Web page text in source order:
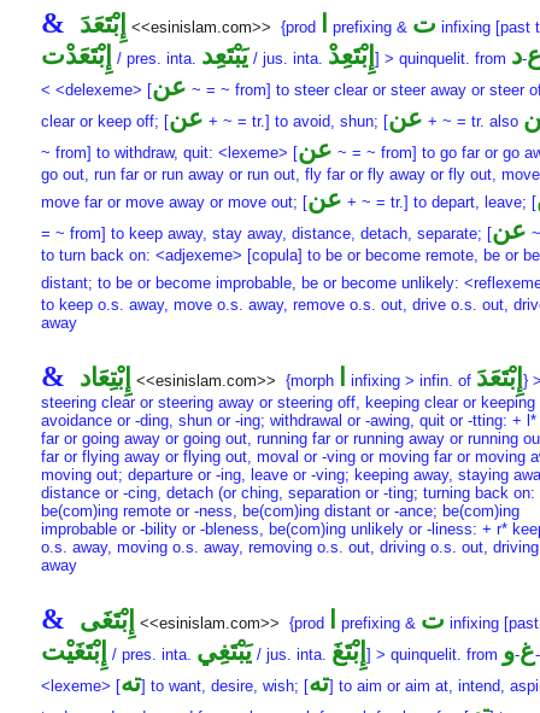
& إِبْتَعَدَ <<esinislam.com>> {prod prefixing & ت infixing [past
إِبْتَعَدْت / pres. inta. يَبْتَعِد / jus. inta. إِبْتَعِدْ ] > quinquelit. from -د
< <delexeme> [عن ~ = ~ from] to steer clear or steer away or steer
clear or keep off; [عن + ~ = tr.] to avoid, shun; [عن + ~ = tr. also
~ from] to withdraw, quit: <lexeme> [عن ~ = ~ from] to go far or go
go out, run far or run away or run out, fly far or fly away or fly out,
move far or move away or move out; [عن + ~ = tr.] to depart, leave; [
= ~ from] to keep away, stay away, distance, detach, separate; [عن
to turn back on: <adjexeme> [copula] to be or become remote, be or
distant; to be or become improbable, be or become unlikely:
to keep o.s. away, move o.s. away, remove o.s. out, drive o.s. out,
away
& إِبْتِعَاد <<esinislam.com>> {morph infixing > infin. of إِبْتَعَدَ }
steering clear or steering away or steering off, keeping clear or keeping
avoidance or -ding, shun or -ing; withdrawal or -awing, quit or -tting: + l*
far or going away or going out, running far or running away or running
far or flying away or flying out, moval or -ving or moving far or moving
moving out; departure or -ing, leave or -ving; keeping away, staying
distance or -cing, detach (or ching, separation or -ting; turning back on:
be(com)ing remote or -ness, be(com)ing distant or -ance; be(com)ing
improbable or -bility or -bleness, be(com)ing unlikely or -liness: + r*
o.s. away, moving o.s. away, removing o.s. out, driving o.s. out,
away
& إِبْتَغَى <<esinislam.com>> {prod prefixing & ت infixing
إِبْتَغَيْت / pres. inta. يَبْتَغِي / jus. inta. إِبْتَغَ ] > quinquelit. from -غ-و
<lexeme> [ته] to want, desire, wish; [ته] to aim or aim at, intend,